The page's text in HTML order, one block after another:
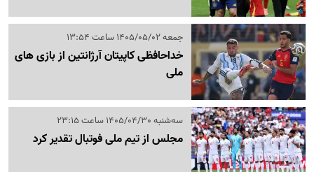
جمعه 1405/05/02 ساعت 13:54
خداحافظی کاپیتان آرژانتین از بازی های
ملی
سه‌شنبه 1405/04/30 ساعت 23:15
مجلس از تیم ملی فوتبال تقدیر کرد